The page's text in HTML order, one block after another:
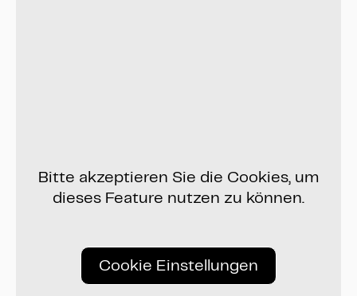
Bitte akzeptieren Sie die Cookies, um
dieses Feature nutzen zu können.
Cookie Einstellungen